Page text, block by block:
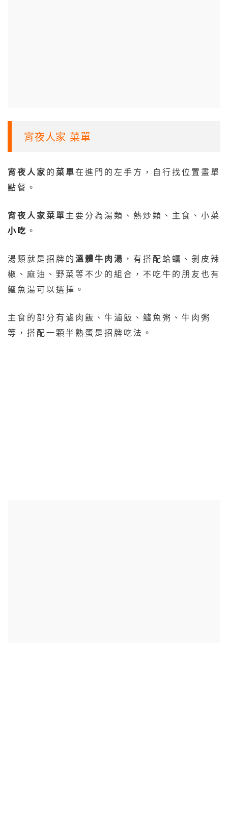
宵夜人家 菜單
宵夜人家 的 菜單在進門的左手方，自行找位置畫單
點餐。
宵夜人家菜單 主要分為湯類、熱炒類、主食、小菜
小吃 。
湯類就是招牌的 溫體牛肉湯 ，有搭配蛤蠣、剝皮辣
椒、麻油、野菜等不少的組合，不吃牛的朋友也有
鱸魚湯可以選擇。
主食的部分有滷肉飯、牛滷飯、鱸魚粥、牛肉粥
等，搭配一顆半熟蛋是招牌吃法。